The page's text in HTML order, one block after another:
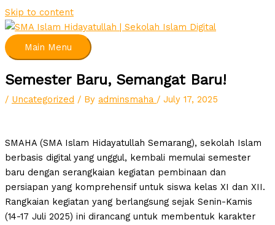
Skip to content
Main Menu
Semester Baru, Semangat Baru!
/ Uncategorized / By adminsmaha / July 17, 2025
SMAHA (SMA Islam Hidayatullah Semarang), sekolah Islam
berbasis digital yang unggul, kembali memulai semester
baru dengan serangkaian kegiatan pembinaan dan
persiapan yang komprehensif untuk siswa kelas XI dan XII.
Rangkaian kegiatan yang berlangsung sejak Senin-Kamis
(14-17 Juli 2025) ini dirancang untuk membentuk karakter